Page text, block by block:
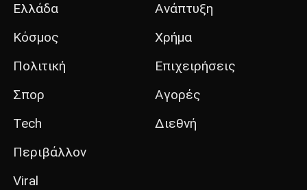
Ελλάδα
Κόσμος
Πολιτική
Σπορ
Tech
Περιβάλλον
Viral
Ανάπτυξη
Χρήμα
Επιχειρήσεις
Αγορές
Διεθνή